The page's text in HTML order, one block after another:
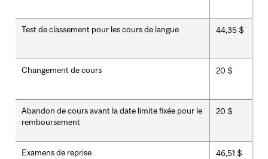
Test de classement pour les cours de langue 44,35 $
Changement de cours 20 $
Abandon de cours avant la date limite fixée pour le
remboursement
20 $
Examens de reprise 46,51 $